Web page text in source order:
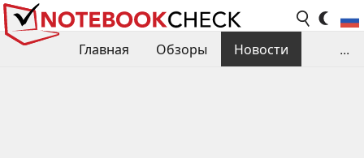
Главная Обзоры
Новости
...